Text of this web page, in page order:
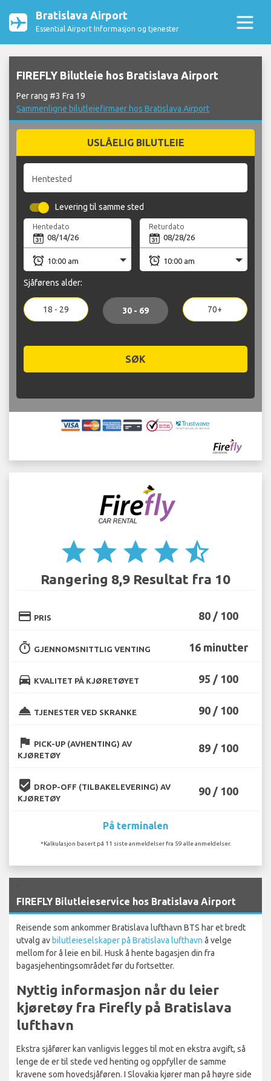
Bratislava Airport
Essential Airport Informasjon og tjenester
FIREFLY Bilutleie hos Bratislava Airport
Per rang #3 Fra 19
Sammenligne bilutleiefirmaer hos Bratislava Airport
USLÅELIG BILUTLEIE
Hentested
Levering til samme sted
Hentedato Returdato
Sjåførens alder:
18 - 29 30 - 69 70+
SØK
star star star star star_half
Rangering 8,9 Resultat fra 10
credit_card PRIS 80 / 100
timer GJENNOMSNITTLIG VENTING 16 minutter
directions_car KVALITET PÅ KJØRETØYET 95 / 100
room_service TJENESTER VED SKRANKE 90 / 100
flag PICK-UP (AVHENTING) AV
KJØRETØY
89 / 100
beenhere DROP-OFF (TILBAKELEVERING) AV
KJØRETØY
90 / 100
På terminalen
*Kalkulasjon basert på 11 siste anmeldelser fra 59 alle anmeldelser.
FIREFLY Bilutleieservice hos Bratislava Airport
Reisende som ankommer Bratislava lufthavn BTS har et bredt
utvalg avbilutleieselskaper på Bratislava lufthavn å velge
mellom for å leie en bil. Husk å hente bagasjen din fra
bagasjehentingsområdet før du fortsetter.
Nyttig informasjon når du leier
kjøretøy fra Firefly på Bratislava
lufthavn
Ekstra sjåfører kan vanligvis legges til mot en ekstra avgift, så
lenge de er til stede ved henting og oppfyller de samme
kravene som hovedsjåføren. I Slovakia kjører man på høyre side